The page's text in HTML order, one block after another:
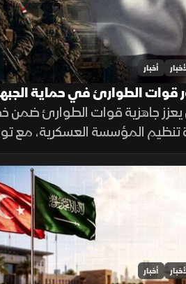
أخبار
قوات الطوارئ في حماية
يعزز جاهزية قوات الطوارئ ضمن
تنظيم المؤسسة العسكرية، مع
في الجبهات الحدودية
لتنفيذ مهام التدخل السريع
وخطوط الإمداد.
أخبار